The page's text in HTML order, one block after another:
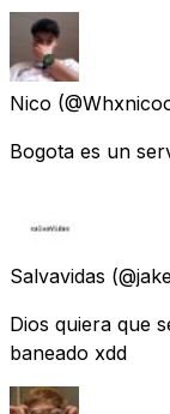
Nico
Bogota es un
Salvavidas
Dios quiera que
baneado xdd